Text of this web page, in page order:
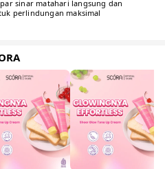
sinar matahari langsung dan
perlindungan maksimal